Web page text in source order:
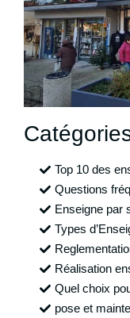
Top 10 des
Questions
Enseigne par
Types
Réalisation
Quel choix
pose et